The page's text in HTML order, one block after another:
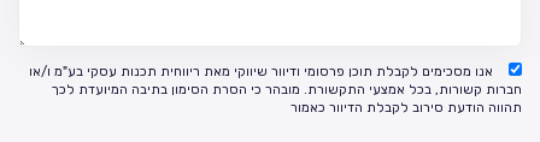
אנו מסכימים לקבלת תוכן פרסומי ודיוור שיווקי מאת ריווחית תכנות עסקי בע"מ ו/או
חברות קשורות, בכל אמצעי התקשורת. מובהר כי הסרת הסימון בתיבה המיועדת לכך
תהווה הודעת סירוב לקבלת הדיוור כאמור